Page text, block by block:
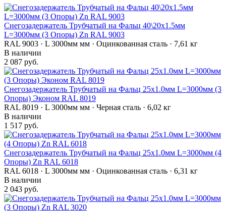
Снегозадержатель Трубчатый на Фальц 40\20х1.5мм
L=3000мм (3 Опоры) Zn RAL 9003
RAL 9003 · L 3000мм мм · Оцинкованная сталь · 7,61 кг
В наличии
2 087 руб.
Снегозадержатель Трубчатый на Фальц 25х1.0мм L=3000мм (3
Опоры) Эконом RAL 8019
RAL 8019 · L 3000мм мм · Черная сталь · 6,02 кг
В наличии
1 517 руб.
Снегозадержатель Трубчатый на Фальц 25х1.0мм L=3000мм (4
Опоры) Zn RAL 6018
RAL 6018 · L 3000мм мм · Оцинкованная сталь · 6,31 кг
В наличии
2 043 руб.